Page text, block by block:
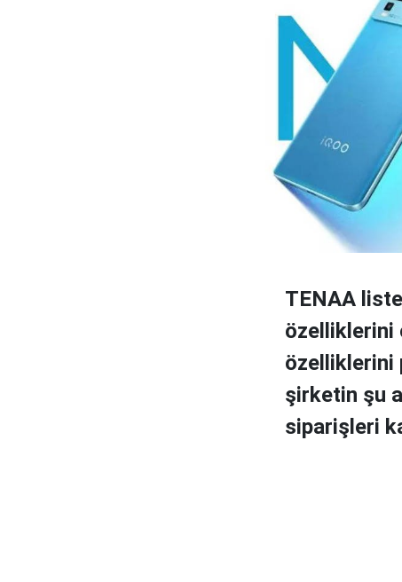
TENAA
özelliklerini
özelliklerini
şirketin şu
siparişleri